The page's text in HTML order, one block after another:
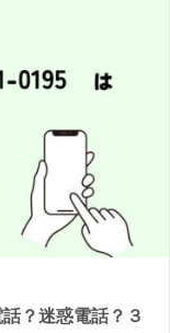
？迷惑電話？３